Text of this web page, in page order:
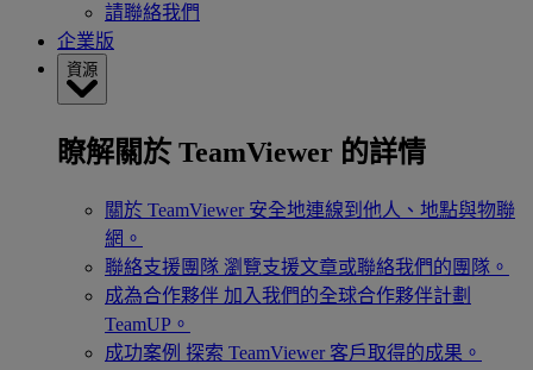
請聯絡我們
企業版
資源
瞭解關於 TeamViewer 的詳情
關於 TeamViewer 安全地連線到他人、地點與物聯
網。
聯絡支援團隊 瀏覽支援文章或聯絡我們的團隊。
成為合作夥伴 加入我們的全球合作夥伴計劃
TeamUP。
成功案例 探索 TeamViewer 客戶取得的成果。